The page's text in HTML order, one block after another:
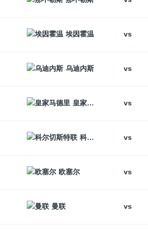
埃因霍温 vs
乌迪内斯 vs
皇家马德里 vs
科尔切斯特联 vs
欧塞尔 vs
曼联 vs